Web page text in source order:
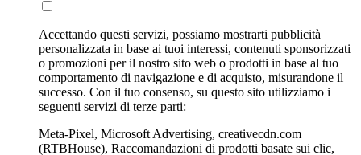
Accettando questi servizi, possiamo mostrarti pubblicità
personalizzata in base ai tuoi interessi, contenuti sponsorizzati
o promozioni per il nostro sito web o prodotti in base al tuo
comportamento di navigazione e di acquisto, misurandone il
successo. Con il tuo consenso, su questo sito utilizziamo i
seguenti servizi di terze parti:
Meta-Pixel, Microsoft Advertising, creativecdn.com
(RTBHouse), Raccomandazioni di prodotti basate sui clic,